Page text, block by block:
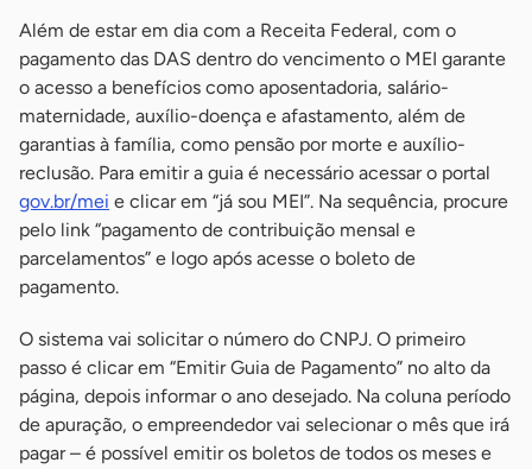
Além de estar em dia com a Receita Federal, com o
pagamento das DAS dentro do vencimento o MEI garante
o acesso a benefícios como aposentadoria, salário-
maternidade, auxílio-doença e afastamento, além de
garantias à família, como pensão por morte e auxílio-
reclusão. Para emitir a guia é necessário acessar o portal
gov.br/mei e clicar em “já sou MEI”. Na sequência, procure
pelo link “pagamento de contribuição mensal e
parcelamentos” e logo após acesse o boleto de
pagamento.
O sistema vai solicitar o número do CNPJ. O primeiro
passo é clicar em “Emitir Guia de Pagamento” no alto da
página, depois informar o ano desejado. Na coluna período
de apuração, o empreendedor vai selecionar o mês que irá
pagar – é possível emitir os boletos de todos os meses e